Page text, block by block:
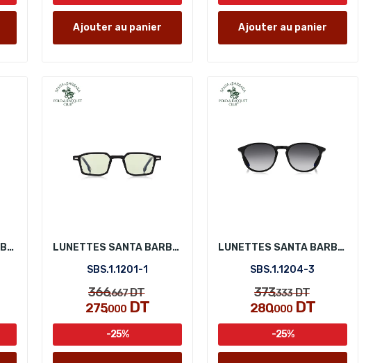
Ajouter au panier Ajouter au panier
LUNETTES SANTA BARBARA POLO SBS.1.1201-2
LUNETTES SANTA BARBARA POLO SBS.1.1201-1
SBS.1.1201-1
366,667DT
275,000DT
-25%
LUNETTES SANTA BARBARA POLO SBS.1.1204-3
SBS.1.1204-3
373,333DT
280,000 DT
-25%